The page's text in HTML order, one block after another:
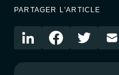
PARTAGER L'ARTICLE